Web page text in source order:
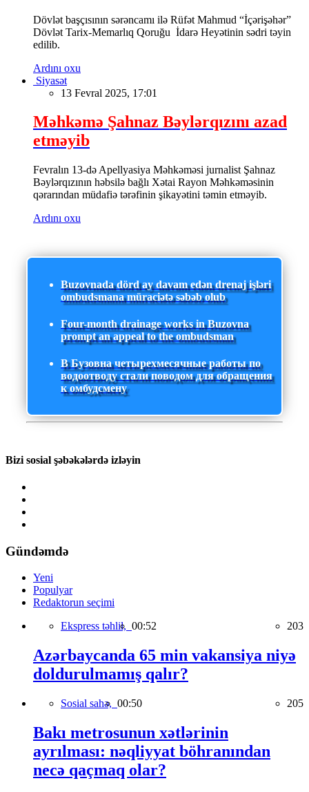
Dövlət başçısının sərəncamı ilə Rüfət Mahmud “İçərişəhər”
Dövlət Tarix-Memarlıq Qoruğu İdarə Heyətinin sədri təyin
edilib.
Ardını oxu
Siyasət
13 Fevral 2025, 17:01
Məhkəmə Şahnaz Bəylərqızını azad
etməyib
Fevralın 13-də Apellyasiya Məhkəməsi jurnalist Şahnaz
Bəylərqızının həbsilə bağlı Xətai Rayon Məhkəməsinin
qərarından müdafiə tərəfinin şikayətini təmin etməyib.
Ardını oxu
Buzovnada dörd ay davam edən drenaj işləri
ombudsmana müraciətə səbəb olub
Four-month drainage works in Buzovna
prompt an appeal to the ombudsman
В Бузовна четырехмесячные работы по
водоотводу стали поводом для обращения
к омбудсмену
Bizi sosial şəbəkələrdə izləyin
Gündəmdə
Yeni
Populyar
Redaktorun seçimi
Ekspress təhlil, 00:52 203
Azərbaycanda 65 min vakansiya niyə
doldurulmamış qalır?
Sosial sahə, 00:50 205
Bakı metrosunun xətlərinin
ayrılması: nəqliyyat böhranından
necə qaçmaq olar?